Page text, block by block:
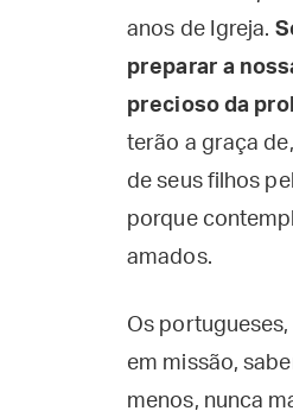
anos de Igreja.
preparar a
precioso da
terão a graça
de seus filhos
porque
amados.
Os
em missão,
menos, nunca